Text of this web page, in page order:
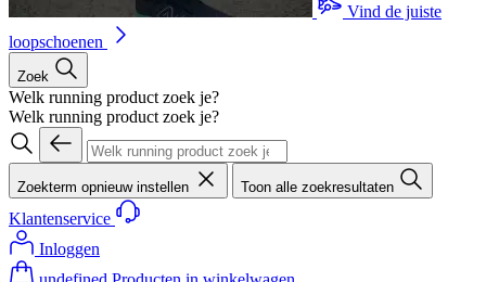
Vind de juiste
loopschoenen
Zoek
Welk running product zoek je?
Welk running product zoek je?
Zoekterm opnieuw instellen Toon alle zoekresultaten
Klantenservice
Inloggen